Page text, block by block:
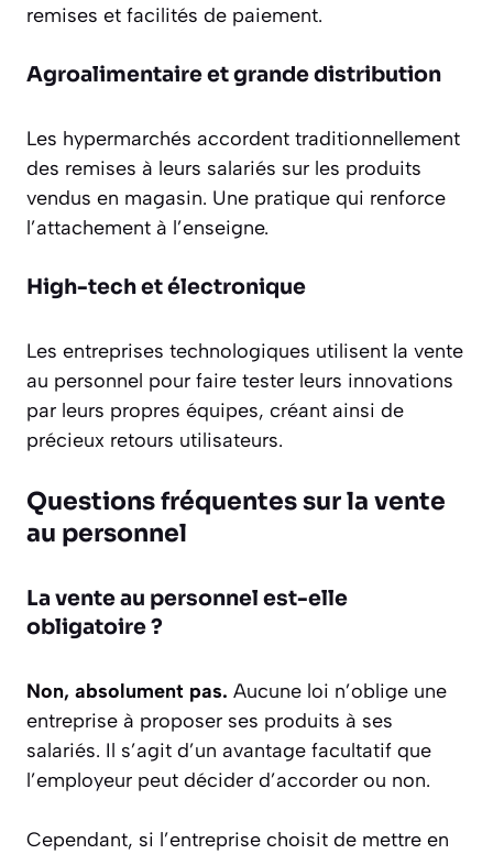
remises et facilités de paiement.
Agroalimentaire et grande distribution
Les hypermarchés accordent traditionnellement
des remises à leurs salariés sur les produits
vendus en magasin. Une pratique qui renforce
l’attachement à l’enseigne.
High-tech et électronique
Les entreprises technologiques utilisent la vente
au personnel pour faire tester leurs innovations
par leurs propres équipes, créant ainsi de
précieux retours utilisateurs.
Questions fréquentes sur la vente
au personnel
La vente au personnel est-elle
obligatoire ?
Non, absolument pas. Aucune loi n’oblige une
entreprise à proposer ses produits à ses
salariés. Il s’agit d’un avantage facultatif que
l’employeur peut décider d’accorder ou non.
Cependant, si l’entreprise choisit de mettre en